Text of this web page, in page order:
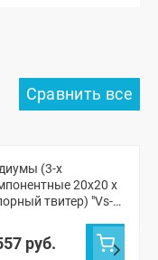
(3-х
20x20 x
твитер) "Vs-
Тревел
руб.